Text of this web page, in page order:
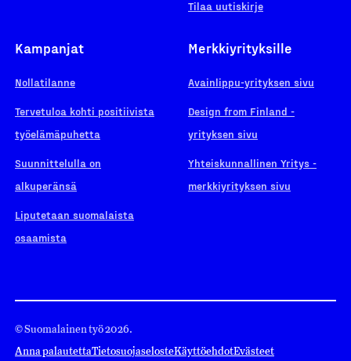
Tilaa uutiskirje
Kampanjat
Nollatilanne
Tervetuloa kohti positiivista
työelämäpuhetta
Suunnittelulla on
alkuperänsä
Liputetaan suomalaista
osaamista
Merkkiyrityksille
Avainlippu-yrityksen sivu
Design from Finland -
yrityksen sivu
Yhteiskunnallinen Yritys -
merkkiyrityksen sivu
© Suomalainen työ 2026.
Anna palautettaTietosuojaselosteKäyttöehdotEvästeet